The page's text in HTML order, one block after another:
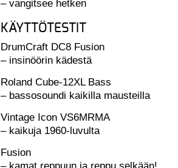
– vangitsee hetken
KÄYTTÖTESTIT
DrumCraft DC8 Fusion
– insinöörin kädestä
Roland Cube-12XL Bass
– bassosoundi kaikilla mausteilla
Vintage Icon VS6MRMA
– kaikuja 1960-luvulta
Fusion
– kamat reppuun ja reppu selkään!